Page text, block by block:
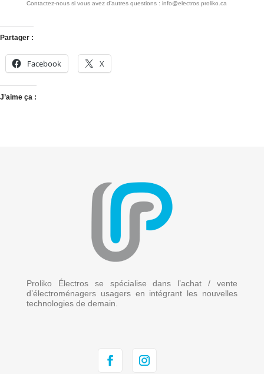
Contactez-nous si vous avez d’autres questions : info@electros.proliko.ca
Partager :
Facebook X
J’aime ça :
Proliko Électros se spécialise dans l’achat / vente
d’électroménagers usagers en intégrant les nouvelles
technologies de demain.